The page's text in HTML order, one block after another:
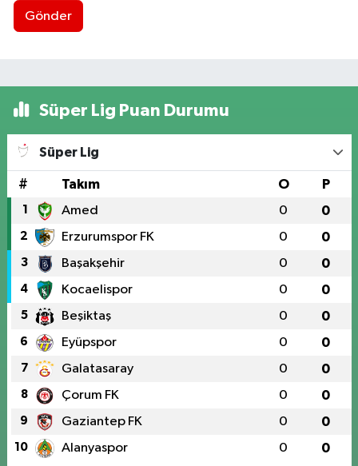
Gönder
Süper Lig Puan Durumu
Süper Lig
# Takım O P
1 Amed 0 0
2 Erzurumspor FK 0 0
3 Başakşehir 0 0
4 Kocaelispor 0 0
5 Beşiktaş 0 0
6 Eyüpspor 0 0
7 Galatasaray 0 0
8 Çorum FK 0 0
9 Gaziantep FK 0 0
10 Alanyaspor 0 0